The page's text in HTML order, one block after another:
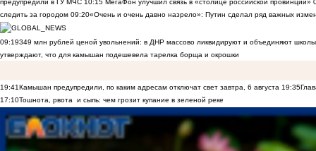
предупредили в ГУ МЧС 10:15 МегаФон улучшил связь в «столице российской провинции»
следить за городом 09:20«Очень и очень давно назрело»: Путин сделал ряд важных
09:19349 млн рублей ценой увольнений: в ДНР массово ликвидируют и объединяют
утверждают, что для камышан подешевела тарелка борща и окрошки
19:41Камышан предупредили, по каким адресам отключат свет завтра, 6 августа 19:35
17:10Тошнота, рвота и сыпь: чем грозит купание в зеленой реке